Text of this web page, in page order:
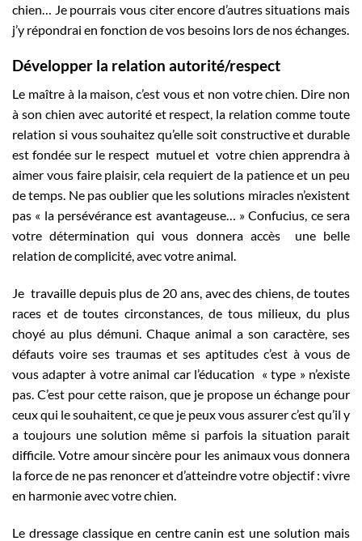
chien… Je pourrais vous citer encore d’autres situations mais
j’y répondrai en fonction de vos besoins lors de nos échanges.
Développer la relation autorité/respect
Le maître à la maison, c’est vous et non votre chien. Dire non
à son chien avec autorité et respect, la relation comme toute
relation si vous souhaitez qu’elle soit constructive et durable
est fondée sur le respect mutuel et votre chien apprendra à
aimer vous faire plaisir, cela requiert de la patience et un peu
de temps. Ne pas oublier que les solutions miracles n’existent
pas « la persévérance est avantageuse… » Confucius, ce sera
votre détermination qui vous donnera accès une belle
relation de complicité, avec votre animal.
Je travaille depuis plus de 20 ans, avec des chiens, de toutes
races et de toutes circonstances, de tous milieux, du plus
choyé au plus démuni. Chaque animal a son caractère, ses
défauts voire ses traumas et ses aptitudes c’est à vous de
vous adapter à votre animal car l’éducation « type » n’existe
pas. C’est pour cette raison, que je propose un échange pour
ceux qui le souhaitent, ce que je peux vous assurer c’est qu’il y
a toujours une solution même si parfois la situation parait
difficile. Votre amour sincère pour les animaux vous donnera
la force de ne pas renoncer et d’atteindre votre objectif : vivre
en harmonie avec votre chien.
Le dressage classique en centre canin est une solution mais